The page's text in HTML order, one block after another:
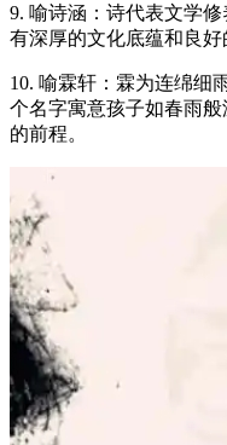
9. 喻诗涵：诗代表文学
有深厚的文化底蕴和良好
10. 喻霖轩：霖为连绵细
个名字寓意孩子如春雨
的前程。